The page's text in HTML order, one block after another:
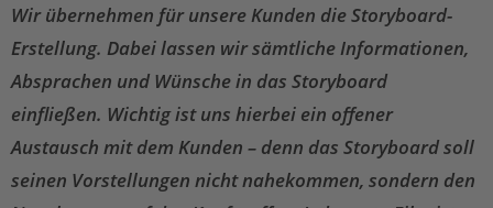
Wir übernehmen für unsere Kunden die Storyboard-
Erstellung. Dabei lassen wir sämtliche Informationen,
Absprachen und Wünsche in das Storyboard
einfließen. Wichtig ist uns hierbei ein offener
Austausch mit dem Kunden – denn das Storyboard soll
seinen Vorstellungen nicht nahekommen, sondern den